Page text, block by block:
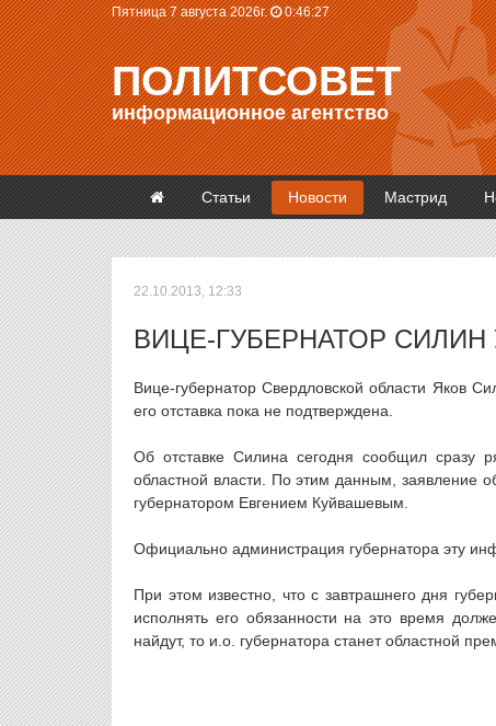
Пятница 7 августа 2026г. 0:46:28
ПОЛИТСОВЕТ
информационное агентство
Статьи Новости Мастрид
22.10.2013, 12:33
ВИЦЕ-ГУБЕРНАТОР СИЛИН
Вице-губернатор Свердловской области Яков
его отставка пока не подтверждена.
Об отставке Силина сегодня сообщил сразу
областной власти. По этим данным, заявление
губернатором Евгением Куйвашевым.
Официально администрация губернатора эту
При этом известно, что с завтрашнего дня
исполнять его обязанности на это время
найдут, то и.о. губернатора станет областной